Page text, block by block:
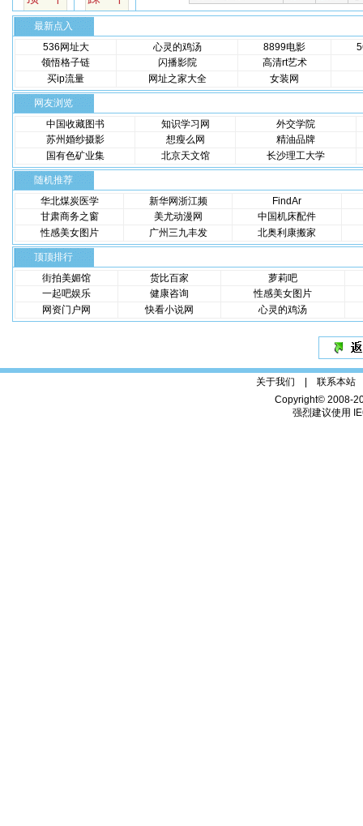
最新点入
536网址大
心灵的鸡汤 8899电影
领悟格子链
闪播影院
高清rt艺术
买ip流量
网址之家大全 女装网
网友浏览
中国收藏图书
知识学习网
外交学院
苏州婚纱摄影
想瘦么网
精油品牌
国有色矿业集
北京天文馆 长沙理工大学
随机推荐
华北煤炭医学
新华网浙江频
FindAr
甘肃商务之窗
美尤动漫网
中国机床配件
性感美女图片
广州三九丰发 北奥利康搬家
顶顶排行
街拍美媚馆
货比百家
萝莉吧
一起吧娱乐
健康咨询
性感美女图片
网资门户网
快看小说网 心灵的鸡汤
关于我们 | 联系本站
Copyright© 2008-
强烈建议使用